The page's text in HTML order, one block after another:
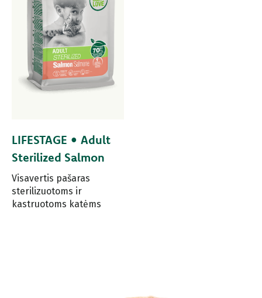
LIFESTAGE • Adult
Sterilized Salmon
Visavertis pašaras
sterilizuotoms ir
kastruotoms katėms